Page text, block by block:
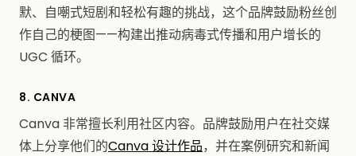
默、自嘲式短剧和轻松有趣的挑战，这个品牌鼓励粉丝创
作自己的梗图——构建出推动病毒式传播和用户增长的
UGC 循环。
8. CANVA
Canva 非常擅长利用社区内容。品牌鼓励用户在社交媒
体上分享他们的Canva 设计作品，并在案例研究和新闻